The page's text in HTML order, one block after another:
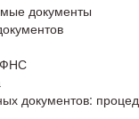
документы
ФНС
документов: